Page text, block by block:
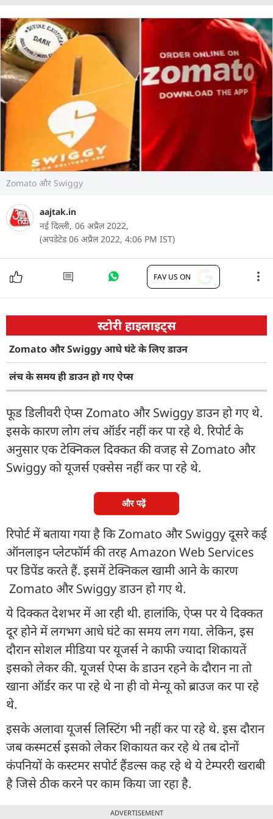
Zomato और Swiggy
aajtak.in
नई दिल्ली, 06 अप्रैल 2022,
(अपडेटेड 06 अप्रैल 2022, 4:06 PM IST)
FAV US ON
स्टोरी हाइलाइट्स
Zomato और Swiggy आधे घंटे के लिए डाउन
लंच के समय ही डाउन हो गए ऐप्स
फूड डिलीवरी ऐप्स Zomato और Swiggy डाउन हो गए थे.
इसके कारण लोग लंच ऑर्डर नहीं कर पा रहे थे. रिपोर्ट के
अनुसार एक टेक्निकल दिक्कत की वजह से Zomato और
Swiggy को यूजर्स एक्सेस नहीं कर पा रहे थे.
और पढ़ें
रिपोर्ट में बताया गया है कि Zomato और Swiggy दूसरे कई
ऑनलाइन प्लेटफॉर्म की तरह Amazon Web Services
पर डिपेंड करते हैं. इसमें टेक्निकल खामी आने के कारण
Zomato और Swiggy डाउन हो गए थे.
ये दिक्कत देशभर में आ रही थी. हालांकि, ऐप्स पर ये दिक्कत
दूर होने में लगभग आधे घंटे का समय लग गया. लेकिन, इस
दौरान सोशल मीडिया पर यूजर्स ने काफी ज्यादा शिकायतें
इसको लेकर की. यूजर्स ऐप्स के डाउन रहने के दौरान ना तो
खाना ऑर्डर कर पा रहे थे ना ही वो मेन्यू को ब्राउज कर पा रहे
थे.
इसके अलावा यूजर्स लिस्टिंग भी नहीं कर पा रहे थे. इस दौरान
जब कस्मटर्स इसको लेकर शिकायत कर रहे थे तब दोनों
कंपनियों के कस्टमर सपोर्ट हैंडल्स कह रहे थे ये टेम्पररी खराबी
है जिसे ठीक करने पर काम किया जा रहा है.
ADVERTISEMENT